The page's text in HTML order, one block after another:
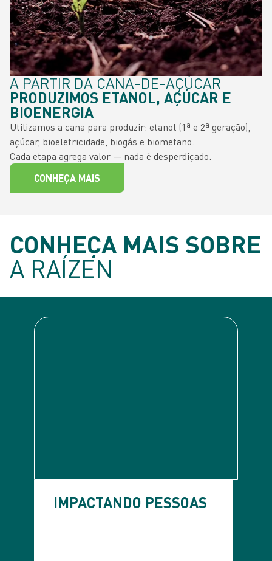
A PARTIR DA CANA-DE-AÇÚCAR
PRODUZIMOS ETANOL, AÇÚCAR E
BIOENERGIA
Utilizamos a cana para produzir: etanol (1ª e 2ª geração),
açúcar, bioeletricidade, biogás e biometano.
Cada etapa agrega valor — nada é desperdiçado.
CONHEÇA MAIS
CONHEÇA MAIS SOBRE
A RAÍZEN
IMPACTANDO PESSOAS